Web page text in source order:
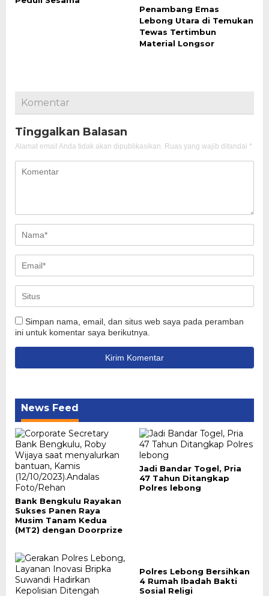
Penambang Emas
Lebong Utara di Temukan
Tewas Tertimbun
Material Longsor
Komentar
Tinggalkan Balasan
Alamat email Anda tidak akan dipublikasikan. Ruas yang wajib ditandai *
Simpan nama, email, dan situs web saya pada peramban
ini untuk komentar saya berikutnya.
News Feed
Bank Bengkulu Rayakan
Sukses Panen Raya
Musim Tanam Kedua
(MT2) dengan Doorprize
Jadi Bandar Togel, Pria
47 Tahun Ditangkap
Polres lebong
Polres Lebong Bersihkan
4 Rumah Ibadah Bakti
Sosial Religi